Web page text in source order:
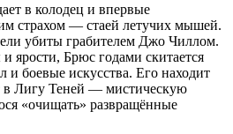
в колодец и впервые
страхом — стаей летучих мышей.
убиты грабителем Джо Чиллом.
ярости, Брюс годами скитается
и боевые искусства. Его находит
Лигу Теней — мистическую
«очищать» развращённые